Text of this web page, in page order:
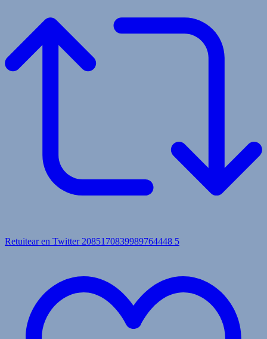
Retuitear en Twitter 2085170839989764448 5